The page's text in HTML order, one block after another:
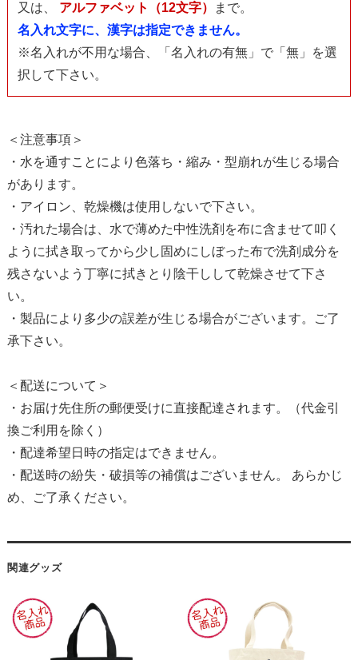
又は、 アルファベット（12文字）
まで。
名入れ文字に、漢字は指定できません。
※名入れが不用な場合、「名入れの有無」で「無」を選
択して下さい。
＜注意事項＞
・水を通すことにより色落ち・縮み・型崩れが生じる場合
があります。
・アイロン、乾燥機は使用しないで下さい。
・汚れた場合は、水で薄めた中性洗剤を布に含ませて叩く
ように拭き取ってから少し固めにしぼった布で洗剤成分を
残さないよう丁寧に拭きとり陰干しして乾燥させて下さ
い。
・製品により多少の誤差が生じる場合がございます。ご了
承下さい。
＜配送について＞
・お届け先住所の郵便受けに直接配達されます。（代金引
換ご利用を除く）
・配達希望日時の指定はできません。
・配送時の紛失・破損等の補償はございません。 あらかじ
め、ご了承ください。
関連グッズ